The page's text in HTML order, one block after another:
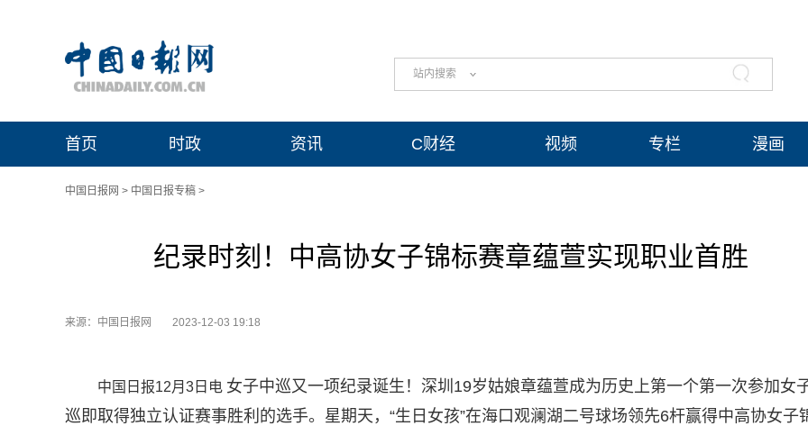
站内搜索
首页 时政 资讯 C财经 视频 专栏 漫画
中国日报网 > 中国日报专稿 >
纪录时刻！中高协女子锦标赛章蕴萱实现职业首胜
来源：中国日报网 2023-12-03 19:18
中国日报12月3日电 女子中巡又一项纪录诞生！深圳19岁姑娘章蕴萱成为历史上第一个第一次参加女
巡即取得独立认证赛事胜利的选手。星期天，“生日女孩”在海口观澜湖二号球场领先6杆赢得中高协女子